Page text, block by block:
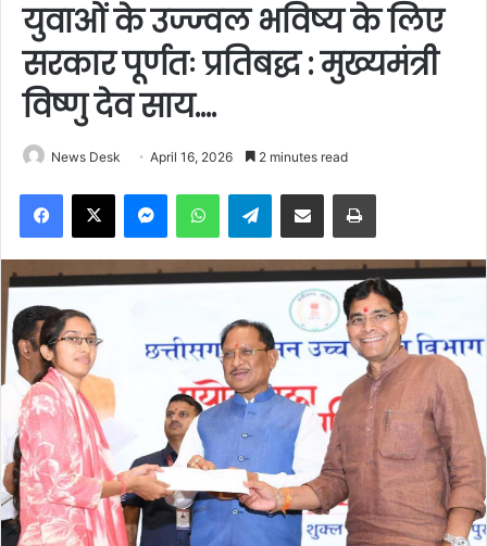
युवाओं के उज्ज्वल भविष्य के लिए
सरकार पूर्णतः प्रतिबद्ध : मुख्यमंत्री
विष्णु देव साय….
News Desk April 16, 2026 2 minutes read
Facebook
X MessengerWhatsAppTelegramShare via Email Print